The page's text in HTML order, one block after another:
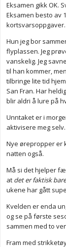
Eksamen gikk OK.
Eksamen besto av
kortsvarsoppgaver.
Hun jeg bor
flyplassen. Jeg
vanskelig. Jeg
til han kommer,
tilbringe lite tid
San Fran. Har
blir aldri å lure på
Unntaket er i
aktivisere meg selv.
Nye ørepropper er
natten også.
Må si det hjelper
at det er faktisk
ukene har gått
Kvelden er enda
og se på første
sammen med to
Fram med